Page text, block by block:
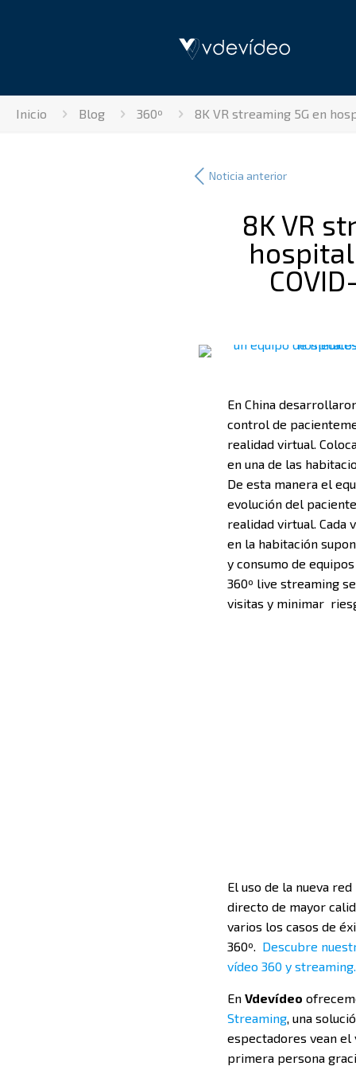
Inicio Blog 360º 8K VR streaming 5G en
8K VR
En China
control de
realidad virtual.
en una de las
De esta manera el
evolución del
realidad virtual. Cada
en la habitación
y consumo de
360º live streaming
visitas y minimar
El uso de la nueva
directo de mayor
varios los casos de
360º. Descubre
vídeo 360 y
EnVdevídeo
Streaming, una
espectadores vean
primera persona